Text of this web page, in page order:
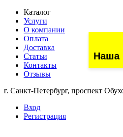
Каталог
Услуги
О компании
Оплата
Доставка
Статьи
Контакты
Отзывы
г. Санкт-Петербург, проспект
Вход
Регистрация
Наша